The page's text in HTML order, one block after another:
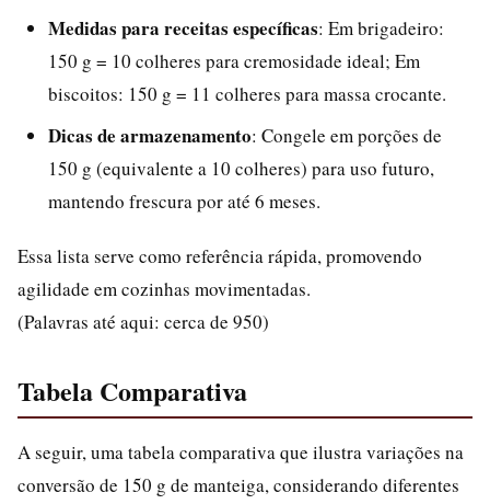
Medidas para receitas específicas: Em brigadeiro:
150 g = 10 colheres para cremosidade ideal; Em
biscoitos: 150 g = 11 colheres para massa crocante.
Dicas de armazenamento: Congele em porções de
150 g (equivalente a 10 colheres) para uso futuro,
mantendo frescura por até 6 meses.
Essa lista serve como referência rápida, promovendo
agilidade em cozinhas movimentadas.
(Palavras até aqui: cerca de 950)
Tabela Comparativa
A seguir, uma tabela comparativa que ilustra variações na
conversão de 150 g de manteiga, considerando diferentes